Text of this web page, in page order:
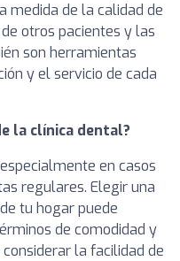
medida de la calidad de
otros pacientes y las
son herramientas
y el servicio de cada
la clínica dental?
en casos
regulares. Elegir una
tu hogar puede
de comodidad y
la facilidad de